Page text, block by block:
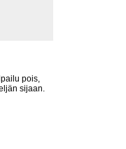
pois,
sijaan.